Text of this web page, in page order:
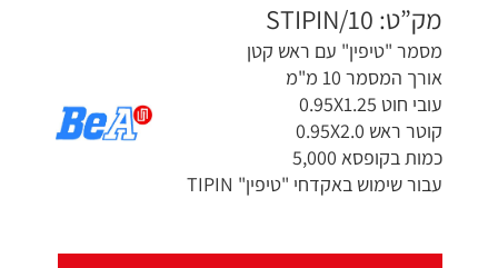
מק”ט: STIPIN/10
מסמר "טיפין" עם ראש קטן
אורך המסמר 10 מ"מ
עובי חוט 0.95X1.25
קוטר ראש 0.95X2.0
כמות בקופסא 5,000
עבור שימוש באקדחי "טיפין" TIPIN